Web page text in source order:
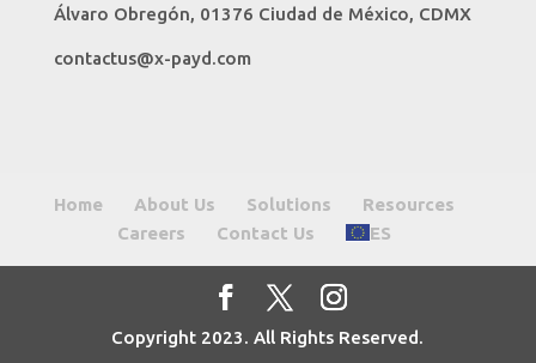
Álvaro Obregón, 01376 Ciudad de México, CDMX
contactus@x-payd.com
Home About Us Solutions
Resources
Careers
Contact Us ES
Copyright 2023. All Rights Reserved.